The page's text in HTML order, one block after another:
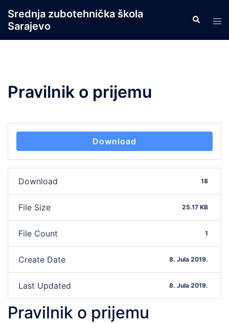
content
Srednja zubotehnička škola
Sarajevo
Search
Pravilnik o prijemu
Download
Download 18
File Size 25.17 KB
File Count 1
Create Date 8. Jula 2019.
Last Updated 8. Jula 2019.
Pravilnik o prijemu